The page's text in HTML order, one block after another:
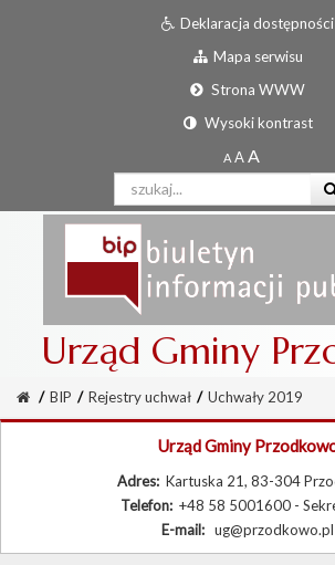
Deklaracja dostępności
Mapa serwisu
Strona WWW
Wysoki kontrast
Urząd Gminy
/ BIP / Rejestry uchwał / Uchwały 2019
Urząd Gminy
Adres: Kartuska 21, 83-304
Telefon: +48 58 5001600 -
E-mail: ug@przodkowo.pl